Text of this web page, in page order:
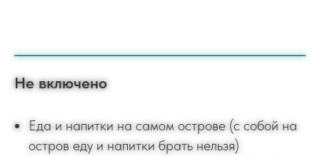
Не включено
Еда и напитки на самом острове (с собой на
остров еду и напитки брать нельзя)